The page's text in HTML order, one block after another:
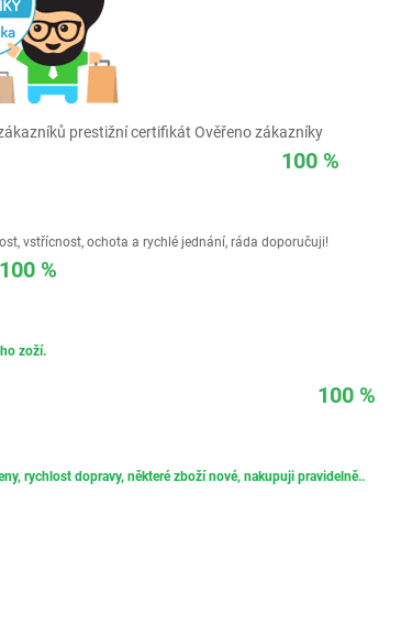
prestižní certifikát Ověřeno zákazníky
100 %
vstřícnost, ochota a rychlé jednání, ráda doporučuji!
100 %
zoží.
100 %
rychlost dopravy, některé zboží nové, nakupuji pravidelně..